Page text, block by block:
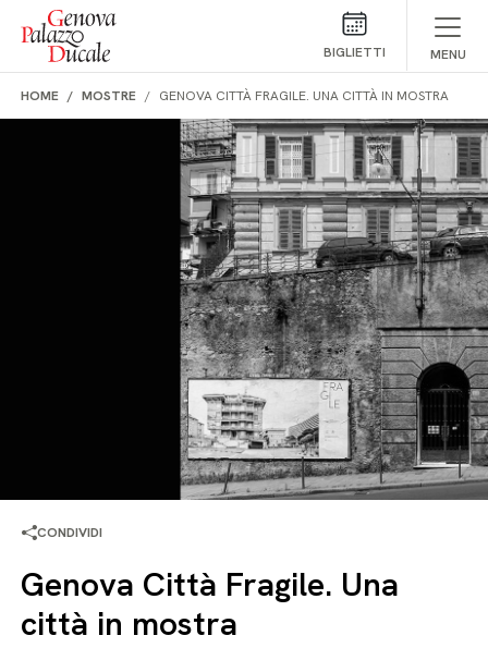
Salta al contenuto
BIGLIETTI MENU
HOME MOSTRE GENOVA CITTÀ FRAGILE. UNA CITTÀ IN MOSTRA
CONDIVIDI
Genova Città Fragile. Una
città in mostra